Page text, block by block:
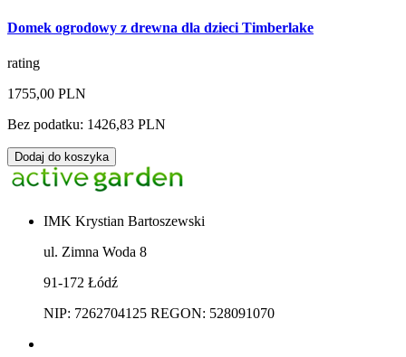
Domek ogrodowy z drewna dla dzieci Timberlake
rating
1755,00 PLN
Bez podatku: 1426,83 PLN
Dodaj do koszyka
IMK Krystian Bartoszewski
ul. Zimna Woda 8
91-172 Łódź
NIP: 7262704125 REGON: 528091070